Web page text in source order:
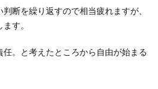
断を繰り返すので相当疲れますが、
す。
。と考えたところから自由が始まる